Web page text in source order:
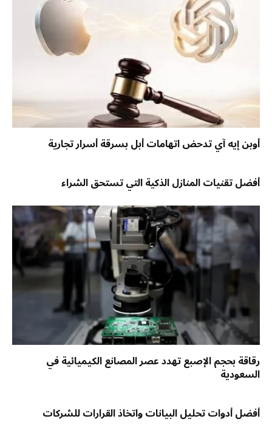
أوبن إيه آي تدحض اتهامات أبل بسرقة أسرار تجارية
أفضل تقنيات المنازل الذكية التي تستحق الشراء
رقاقة بحجم الإصبع تهدد عصر المصانع الكيميائية في
السعودية
أفضل أدوات تحليل البيانات واتخاذ القرارات للشركات